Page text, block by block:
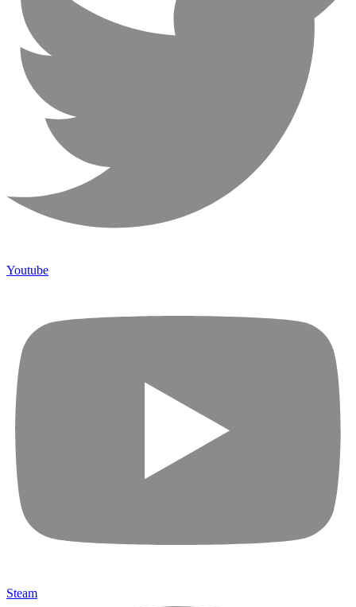
Youtube
Steam